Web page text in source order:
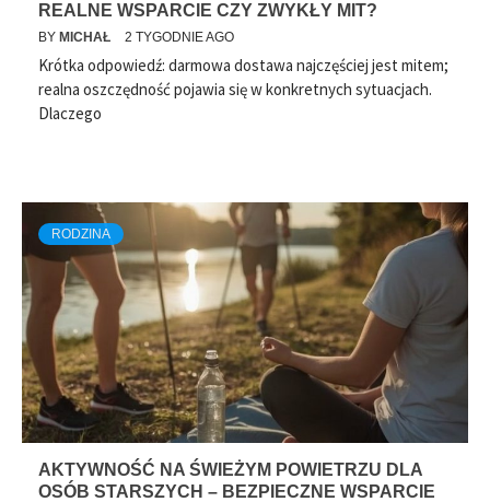
REALNE WSPARCIE CZY ZWYKŁY MIT?
BY MICHAŁ 2 TYGODNIE AGO
Krótka odpowiedź: darmowa dostawa najczęściej jest mitem;
realna oszczędność pojawia się w konkretnych sytuacjach.
Dlaczego
RODZINA
AKTYWNOŚĆ NA ŚWIEŻYM POWIETRZU DLA
OSÓB STARSZYCH – BEZPIECZNE WSPARCIE